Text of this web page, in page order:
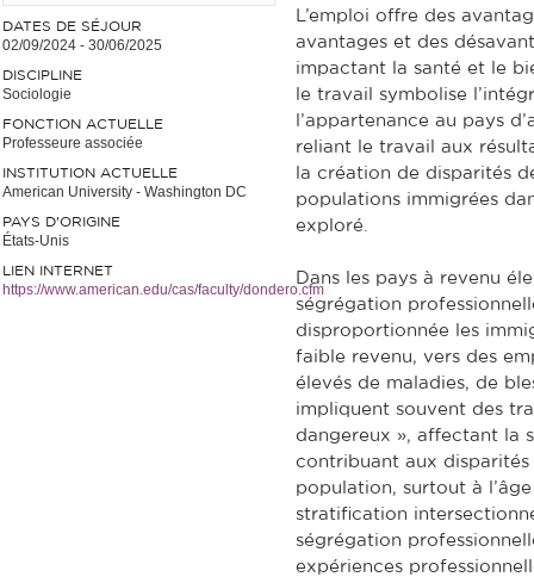
DATES DE SÉJOUR
02/09/2024 - 30/06/2025
DISCIPLINE
Sociologie
FONCTION ACTUELLE
Professeure associée
INSTITUTION ACTUELLE
American University - Washington DC
PAYS D'ORIGINE
États-Unis
LIEN INTERNET
https://www.american.edu/cas/faculty/dondero.cfm
L’emploi offre des
avantages et des
impactant la santé et le
le travail symbolise
l’appartenance au pays
reliant le travail aux
la création de disparités
populations immigrées
exploré.
Dans les pays à revenu
ségrégation
disproportionnée les
faible revenu, vers des
élevés de maladies, de
impliquent souvent des
dangereux », affectant la
contribuant aux
population, surtout à
stratification
ségrégation
expériences